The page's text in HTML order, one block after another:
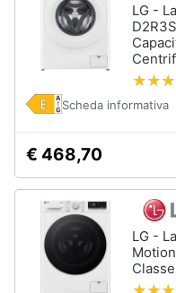
LG -
Scheda informativa
€ 468,70
LG -